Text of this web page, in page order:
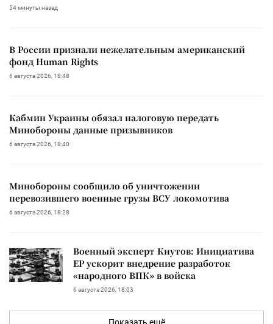
54 минуты назад
В России признали нежелательным американский
фонд Human Rights
6 августа 2026, 18:48
Кабмин Украины обязал налоговую передать
Минобороны данные призывников
6 августа 2026, 18:40
Минобороны сообщило об уничтожении
перевозившего военные грузы ВСУ локомотива
6 августа 2026, 18:28
Военный эксперт Кнутов: Инициатива
ЕР ускорит внедрение разработок
«народного ВПК» в войска
6 августа 2026, 18:03
Показать ещё